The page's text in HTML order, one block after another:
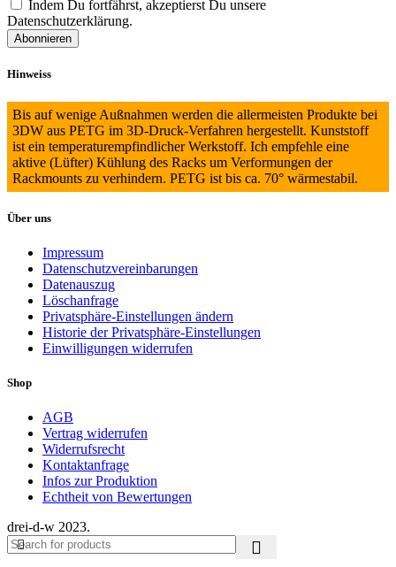
Indem Du fortfährst, akzeptierst Du unsere
Datenschutzerklärung.
Hinweiss
Bis auf wenige Außnahmen werden die allermeisten Produkte bei
3DW aus PETG im 3D-Druck-Verfahren hergestellt. Kunststoff
ist ein temperaturempfindlicher Werkstoff. Ich empfehle eine
aktive (Lüfter) Kühlung des Racks um Verformungen der
Rackmounts zu verhindern. PETG ist bis ca. 70° wärmestabil.
Über uns
Impressum
Datenschutzvereinbarungen
Datenauszug
Löschanfrage
Privatsphäre-Einstellungen ändern
Historie der Privatsphäre-Einstellungen
Einwilligungen widerrufen
Shop
AGB
Vertrag widerrufen
Widerrufsrecht
Kontaktanfrage
Infos zur Produktion
Echtheit von Bewertungen
drei-d-w 2023.